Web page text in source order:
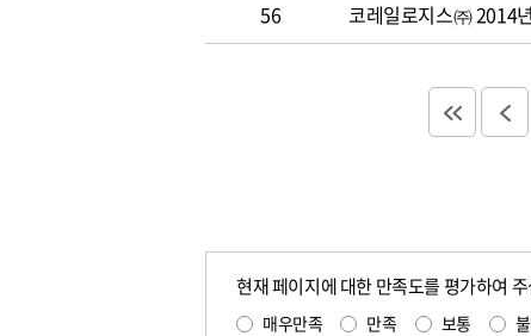
56 코레일로지스㈜ 2014
현재 페이지에 대한 만족도를 평가하여
매우만족 만족 보통